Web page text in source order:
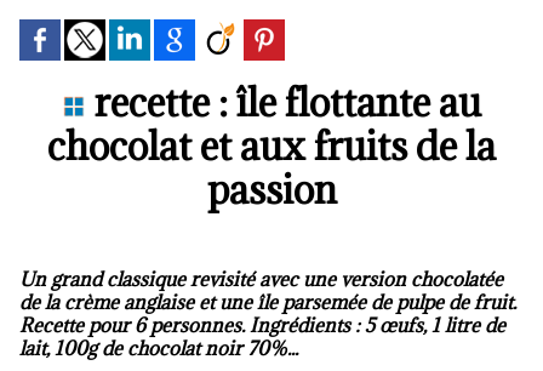
recette : île flottante au
chocolat et aux fruits de la
passion
Un grand classique revisité avec une version chocolatée
de la crème anglaise et une île parsemée de pulpe de fruit.
Recette pour 6 personnes. Ingrédients : 5 œufs, 1 litre de
lait, 100g de chocolat noir 70%...